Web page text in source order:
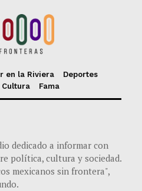
en la Riviera
Deportes
Cultura Fama
dedicado a informar con
política, cultura y sociedad.
mexicanos sin frontera",